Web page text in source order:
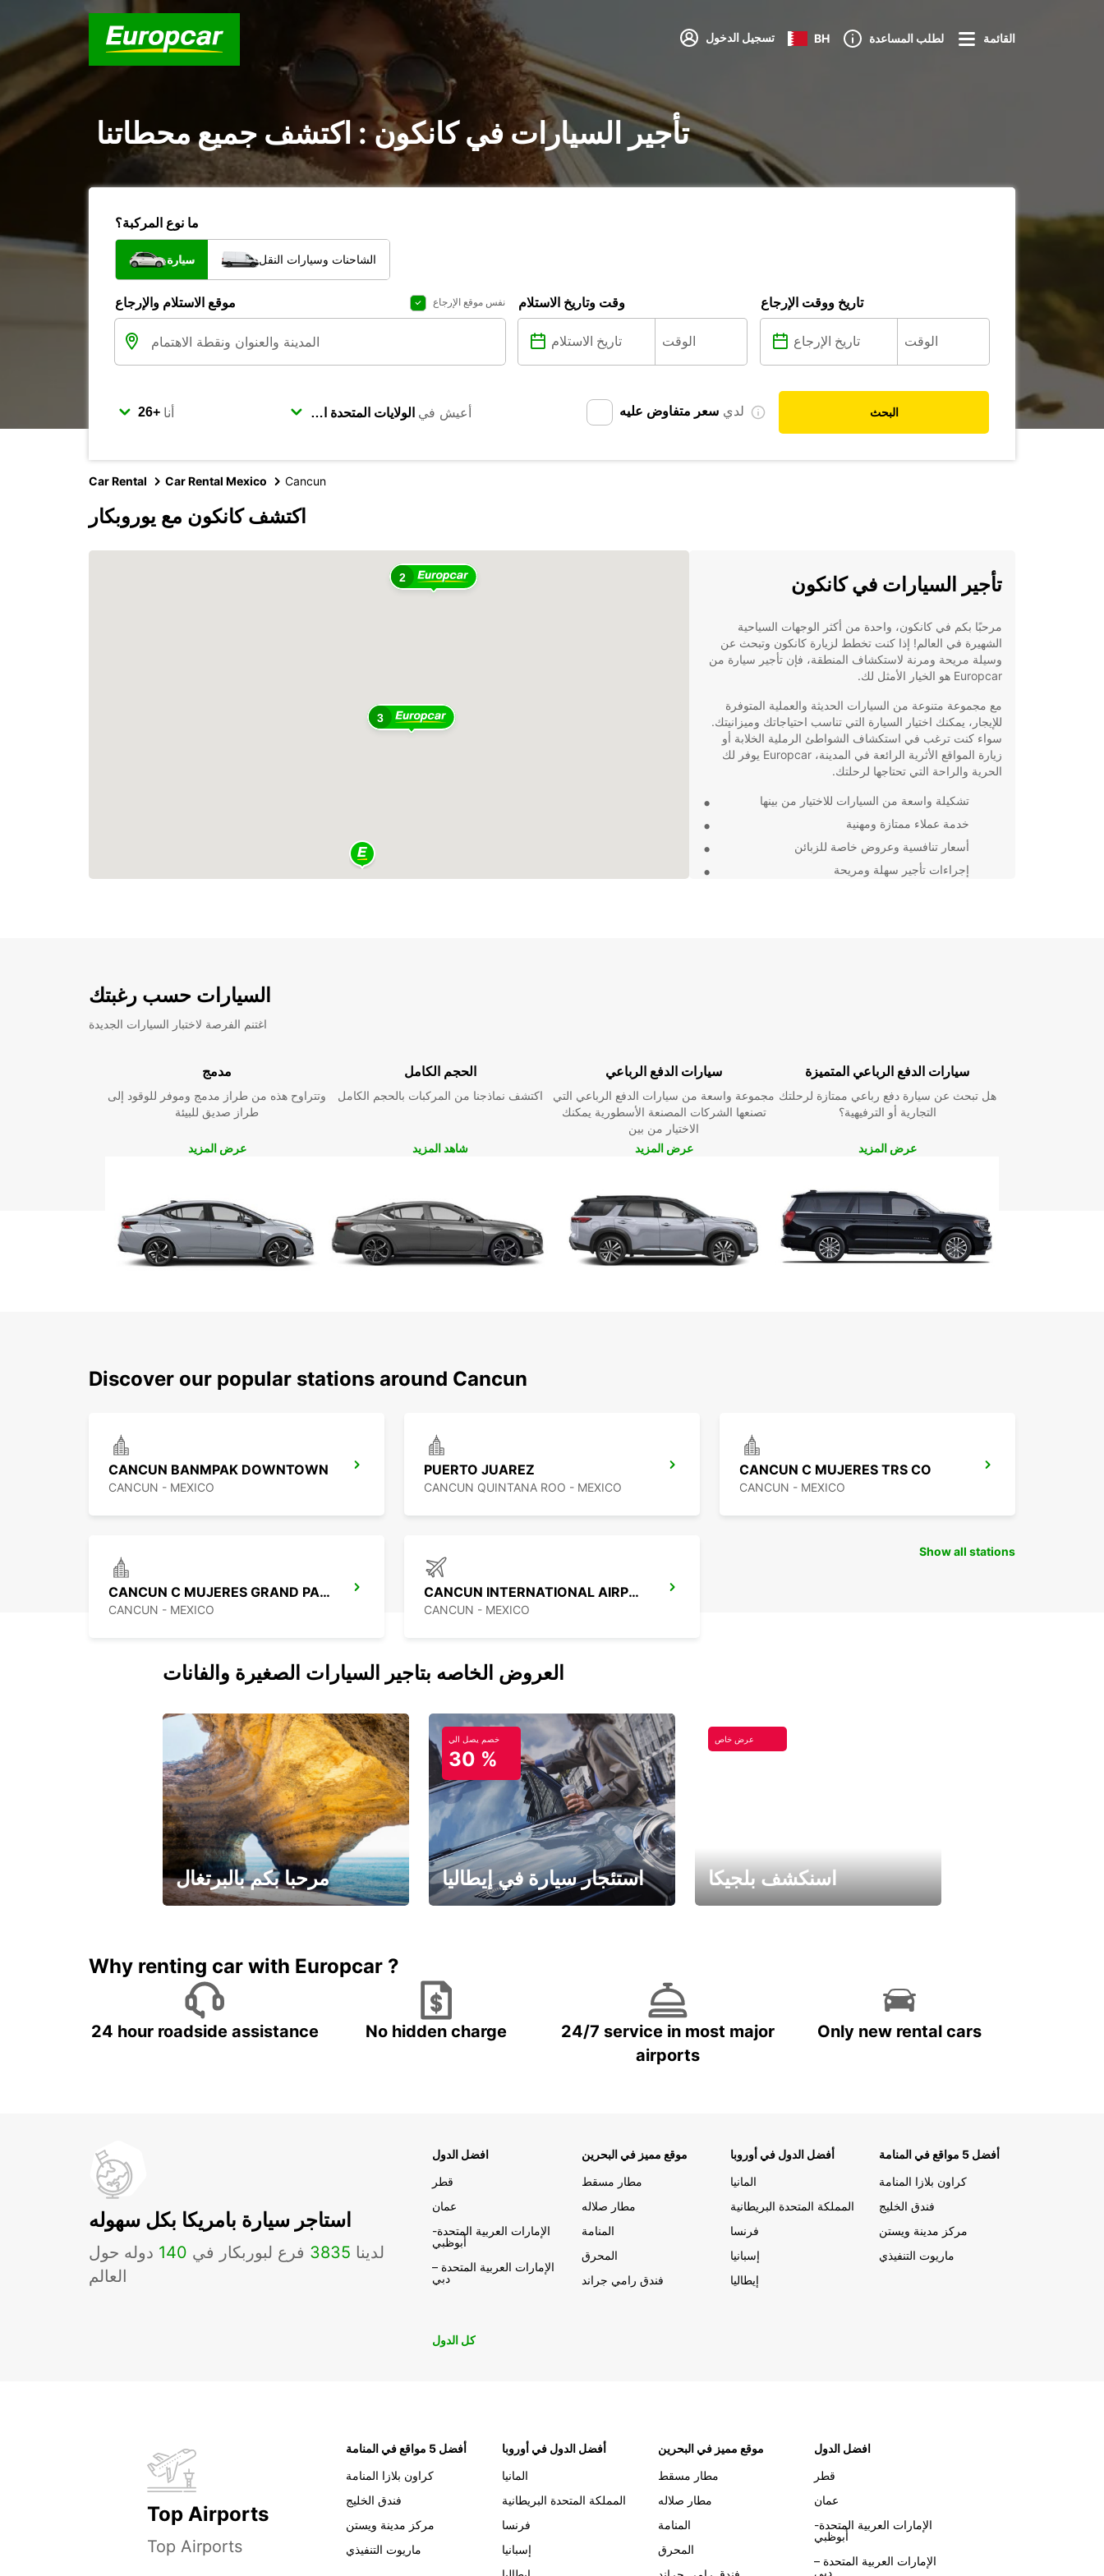
تسجيل الدخول BH لطلب المساعدة القائمة
تأجير السيارات في كانكون : اكتشف جميع محطاتنا
ما نوع المركبة؟
سيارة الشاحنات وسيارات النقل
موقع الاستلام والإرجاع نفس موقع الإرجاع وقت وتاريخ الاستلام تاريخ ووقت الإرجاع
أنا أعيش في لدي سعر متفاوض عليه البحث
Car Rental Car Rental Mexico Cancun
اكتشف كانكون مع يوروبكار
3
2 تأجير السيارات في كانكون
مرحبًا بكم في كانكون، واحدة من أكثر الوجهات السياحية
الشهيرة في العالم! إذا كنت تخطط لزيارة كانكون وتبحث عن
وسيلة مريحة ومرنة لاستكشاف المنطقة، فإن تأجير سيارة من
Europcar هو الخيار الأمثل لك.
مع مجموعة متنوعة من السيارات الحديثة والعملية المتوفرة
للإيجار، يمكنك اختيار السيارة التي تناسب احتياجاتك وميزانيتك.
سواء كنت ترغب في استكشاف الشواطئ الرملية الخلابة أو
زيارة المواقع الأثرية الرائعة في المدينة، Europcar يوفر لك
الحرية والراحة التي تحتاجها لرحلتك.
تشكيلة واسعة من السيارات للاختيار من بينها
خدمة عملاء ممتازة ومهنية
أسعار تنافسية وعروض خاصة للزبائن
إجراءات تأجير سهلة ومريحة
السيارات حسب رغبتك
اغتنم الفرصة لاختبار السيارات الجديدة
مدمج
وتتراوح هذه من طراز مدمج وموفر للوقود إلى
طراز صديق للبيئة
عرض المزيد
الحجم الكامل
اكتشف نماذجنا من المركبات بالحجم الكامل
شاهد المزيد
سيارات الدفع الرباعي
مجموعة واسعة من سيارات الدفع الرباعي التي
تصنعها الشركات المصنعة الأسطورية يمكنك
الاختيار من بين
عرض المزيد
سيارات الدفع الرباعي المتميزة
هل تبحث عن سيارة دفع رباعي ممتازة لرحلتك
التجارية أو الترفيهية؟
عرض المزيد
Discover our popular stations around Cancun
CANCUN BANMPAK DOWNTOWN
CANCUN - MEXICO
PUERTO JUAREZ
CANCUN QUINTANA ROO - MEXICO
CANCUN C MUJERES TRS CO
CANCUN - MEXICO
CANCUN C MUJERES GRAND PALLADIUM
CANCUN - MEXICO
CANCUN INTERNATIONAL AIRPORT
CANCUN - MEXICO
Show all stations
العروض الخاصه بتاجير السيارات الصغيرة والفانات
مرحبا بكم بالبرتغال
خصم يصل الي
30 %
استئجار سيارة في إيطاليا
عرض خاص
اسنكشف بلجيكا
Why renting car with Europcar ?
24 hour roadside assistance No hidden charge
24/7 service in most major
airports
Only new rental cars
استاجر سيارة بامريكا بكل سهوله
لدينا 3835 فرع لبوربكار في 140 دوله حول
العالم
افضل الدول
قطر
عمان
الإمارات العربية المتحدة-
أبوظبي
الإمارات العربية المتحدة –
دبي
موقع مميز في البحرين
مطار مسقط
مطار صلاله
المنامة
المحرق
فندق رامي جراند
أفضل الدول في أوروبا
المانيا
المملكة المتحدة البريطانية
فرنسا
إسبانيا
إيطاليا
أفضل 5 مواقع في المنامة
كراون بلازا المنامة
فندق الخليج
مركز مدينة ويستن
ماريوت التنفيذي
كل الدول
Top Airports
Top Airports
أفضل 5 مواقع في المنامة
كراون بلازا المنامة
فندق الخليج
مركز مدينة ويستن
ماريوت التنفيذي
أفضل الدول في أوروبا
المانيا
المملكة المتحدة البريطانية
فرنسا
إسبانيا
موقع مميز في البحرين
مطار مسقط
مطار صلاله
المنامة
المحرق
افضل الدول
قطر
عمان
الإمارات العربية المتحدة-
أبوظبي
الإمارات العربية المتحدة –
دبي